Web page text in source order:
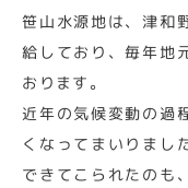
笹山水源地は、津和
給しており、毎年地
おります。
近年の気候変動の過
くなってまいりまし
できてこられたのも